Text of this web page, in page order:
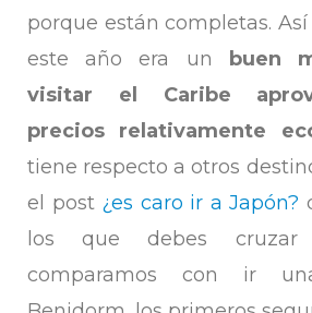
porque están completas.
este año era un buen
visitar el Caribe
precios relativamente
tiene respecto a otros
el post ¿es caro ir a Japón?
los que debes cruzar
comparamos con ir